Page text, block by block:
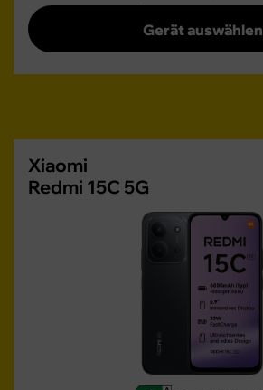
Gerät auswählen
Xiaomi
Redmi 15C 5G